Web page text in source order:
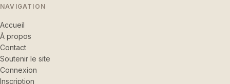
NAVIGATION
Accueil
À propos
Contact
Soutenir le site
Connexion
Inscription